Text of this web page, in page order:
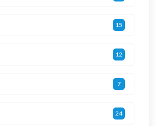
15
12
7
24